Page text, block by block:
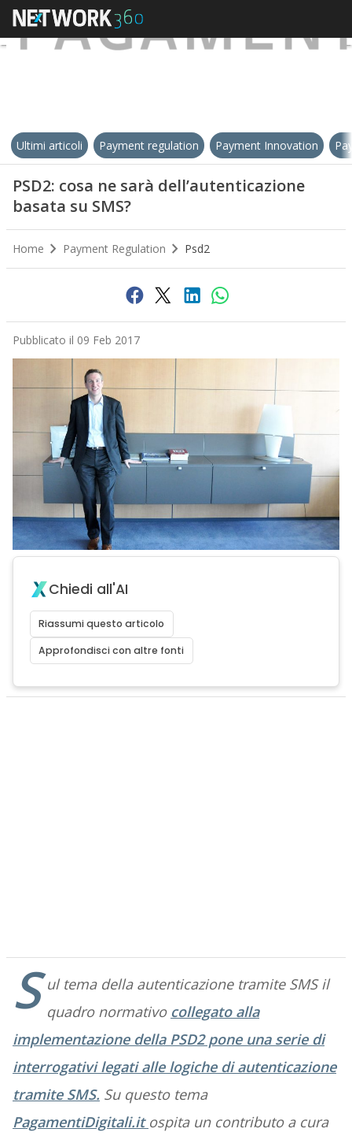
Ultimi articoli Payment regulation Payment Innovation
PSD2: cosa ne sarà dell’autenticazione
basata su SMS?
Home Payment Regulation Psd2
Pubblicato il 09 Feb 2017
Chiedi all'AI
Riassumi questo articolo
Approfondisci con altre fonti
S ul tema della autenticazione tramite SMS il
quadro normativo collegato alla
implementazione della PSD2 pone una serie di
interrogativi legati alle logiche di autenticazione
tramite SMS. Su questo tema
PagamentiDigitali.it ospita un contributo a cura